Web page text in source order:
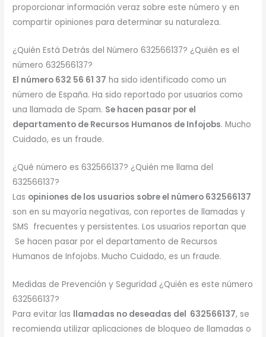
proporcionar información veraz sobre este número y en
compartir opiniones para determinar su naturaleza.
¿Quién Está Detrás del Número 632566137? ¿Quién es el
número 632566137?
El número 632 56 61 37 ha sido identificado como un
número de España. Ha sido reportado por usuarios como
una llamada de Spam. Se hacen pasar por el
departamento de Recursos Humanos de Infojobs. Mucho
Cuidado, es un fraude.
¿Qué número es 632566137? ¿Quién me llama del
632566137?
Las opiniones de los usuarios sobre el número 632566137
son en su mayoría negativas, con reportes de llamadas y
SMS frecuentes y persistentes. Los usuarios reportan que
Se hacen pasar por el departamento de Recursos
Humanos de Infojobs. Mucho Cuidado, es un fraude.
Medidas de Prevención y Seguridad ¿Quién es este número
632566137?
Para evitar las llamadas no deseadas del 632566137, se
recomienda utilizar aplicaciones de bloqueo de llamadas o